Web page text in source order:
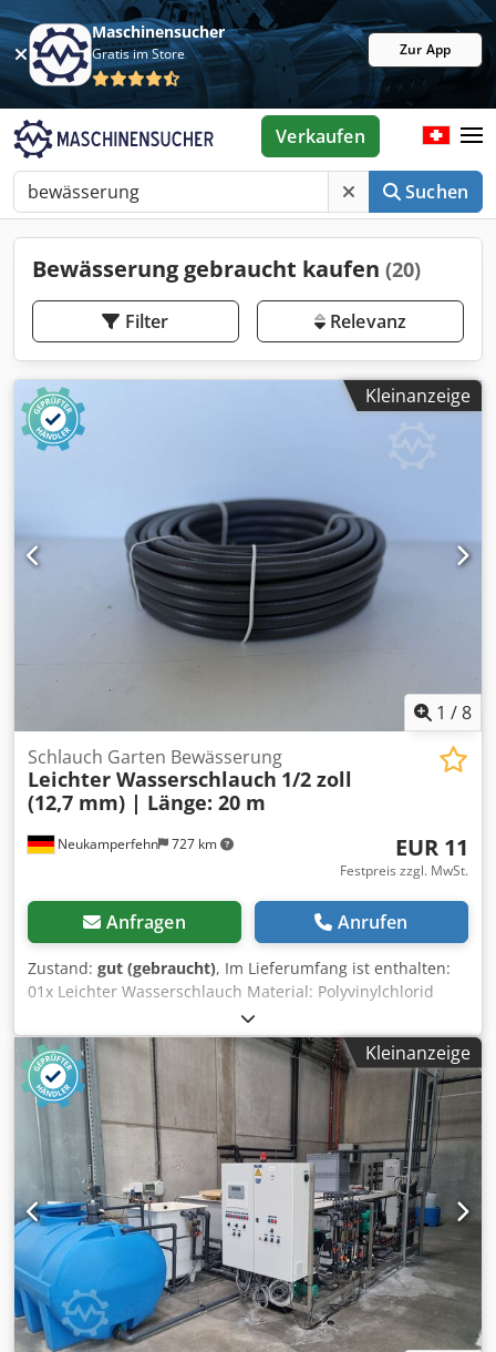
Maschinensucher
Gratis im Store Zur App
Suchen
Verkaufen
Bewässerung gebraucht kaufen (20)
Filter Relevanz
Kleinanzeige
1 /8
Neukamperfehn 727 km
Schlauch Garten Bewässerung
Leichter Wasserschlauch 1/2 zoll
(12,7 mm) | Länge: 20 m
EUR 11
Festpreis zzgl. MwSt.
Anfragen Anrufen
Zustand: gut (gebraucht), Im Lieferumfang ist enthalten:
01x Leichter Wasserschlauch Material: Polyvinylchlorid
(PVC) Materialfarbe: schwarz Durchmesser: 12,7 mm (1/2
Zoll) Länge: 20 m Geeignet für bis zu 200 psi (13.8 bar)
Robuste, 3-lagige Konstruktion Gewicht: 2,60 kg Ihre
Ansprechpartner in unserem Hause: Dcjdpfx Acjw Ryl
Tsnjk Herr: Andre Evering Herr: Mario Klöver Herr: Falk
Deutsch Allgemeine Informationen zum Artikel: Dieser
Artikel wird nur zur Abholung angeboten. Ein darüber
hinaus gewünschter Transport bzw. eine Versendung
dieses Artikels ist mit zusätzlichen Kosten verbunden,
welche gesondert je nach Lieferort bzw. Lieferumfang bei
uns abgefragt werden können.
Kleinanzeige